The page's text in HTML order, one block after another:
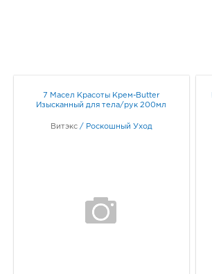
7 Масел Красоты Крем-Butter
Изысканный для тела/рук 200мл
Витэкс / Роскошный Уход